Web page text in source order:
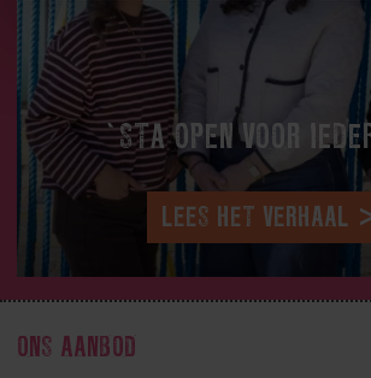
‘STA OPEN VOOR
LEES HET VERHAAL
ONS AANBOD